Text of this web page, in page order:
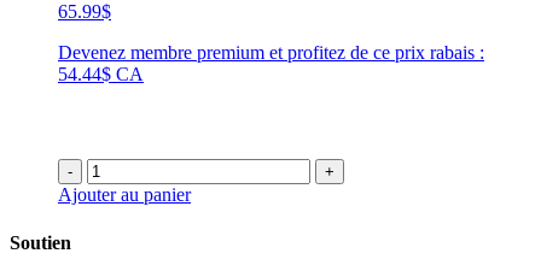
65.99$
Devenez membre premium et profitez de ce prix rabais :
54.44$ CA
- +
Ajouter au panier
Soutien